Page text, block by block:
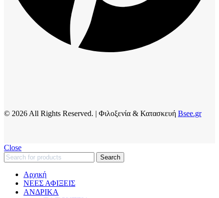
© 2026 All Rights Reserved. | Φιλοξενία & Κατασκευή Bsee.gr
Close
Search
Αρχική
ΝΕΕΣ ΑΦΙΞΕΙΣ
AΝΔΡΙΚΑ